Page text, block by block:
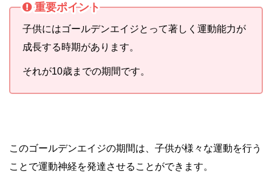
重要ポイント
子供にはゴールデンエイジとって著しく運動能力が
成長する時期があります。
それが10歳までの期間です。
このゴールデンエイジの期間は、子供が様々な運動を行う
ことで運動神経を発達させることができます。